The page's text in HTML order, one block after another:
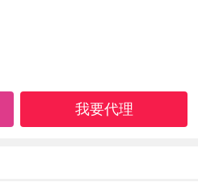
我要代理